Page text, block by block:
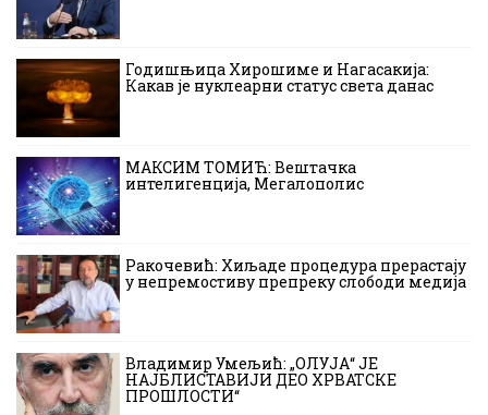
Годишњица Хирошиме и Нагасакија:
Какав је нуклеарни статус света данас
МАКСИМ ТОМИЋ: Вештачка
интелигенција, Мегалополис
Ракочевић: Хиљаде процедура прерастају
у непремостиву препреку слободи медија
Владимир Умељић: „ОЛУЈА“ ЈЕ
НАЈБЛИСТАВИЈИ ДЕО ХРВАТСКЕ
ПРОШЛОСТИ“